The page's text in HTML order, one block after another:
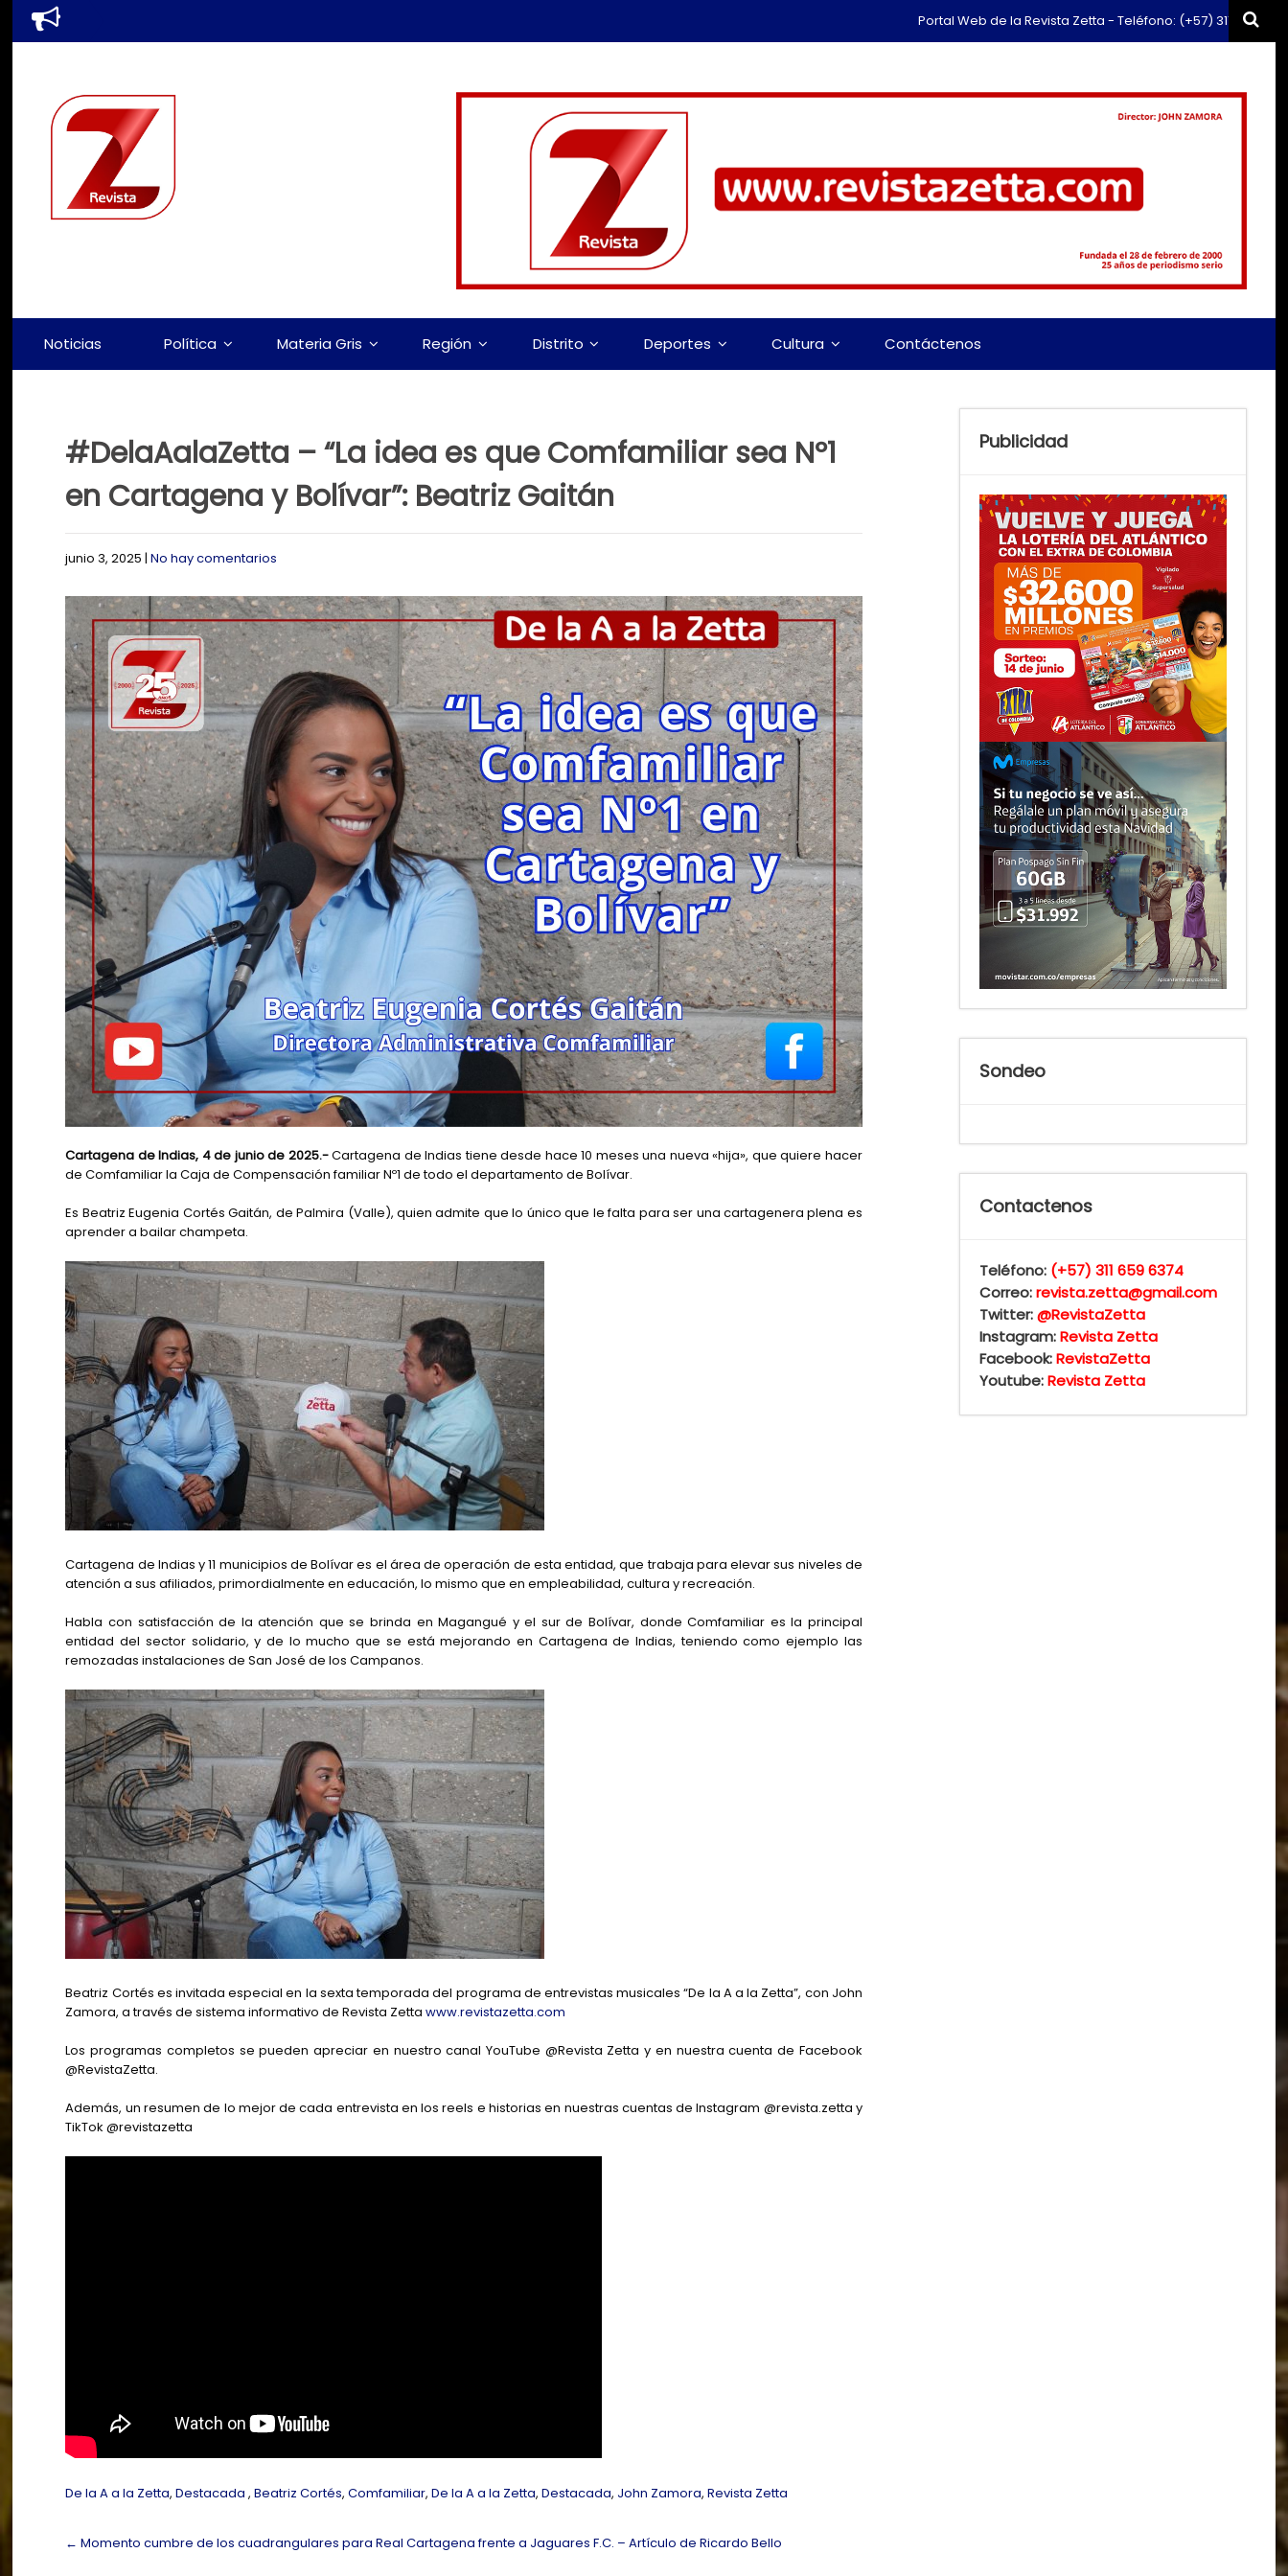
Portal Web de la Revista Zetta - Teléfono: (+57) 311 659 6374 -
Noticias Política Materia Gris Región Distrito Deportes Cultura Contáctenos
#DelaAalaZetta – “La idea es que Comfamiliar sea Nº1
en Cartagena y Bolívar”: Beatriz Gaitán
junio 3, 2025 |No hay comentarios
Cartagena de Indias, 4 de junio de 2025.-Cartagena de Indias tiene desde hace 10 meses una nueva «hija», que quiere hacer
de Comfamiliar la Caja de Compensación familiar Nº1 de todo el departamento de Bolívar.
Es Beatriz Eugenia Cortés Gaitán, de Palmira (Valle), quien admite que lo único que le falta para ser una cartagenera plena es
aprender a bailar champeta.
Cartagena de Indias y 11 municipios de Bolívar es el área de operación de esta entidad, que trabaja para elevar sus niveles de
atención a sus afiliados, primordialmente en educación, lo mismo que en empleabilidad, cultura y recreación.
Habla con satisfacción de la atención que se brinda en Magangué y el sur de Bolívar, donde Comfamiliar es la principal
entidad del sector solidario, y de lo mucho que se está mejorando en Cartagena de Indias, teniendo como ejemplo las
remozadas instalaciones de San José de los Campanos.
Beatriz Cortés es invitada especial en la sexta temporada del programa de entrevistas musicales “De la A a la Zetta”, con John
Zamora, a través de sistema informativo de Revista Zettawww.revistazetta.com
Los programas completos se pueden apreciar en nuestro canal YouTube @Revista Zetta y en nuestra cuenta de Facebook
@RevistaZetta.
Además, un resumen de lo mejor de cada entrevista en los reels e historias en nuestras cuentas de Instagram @revista.zetta y
TikTok @revistazetta
De la A a la Zetta,Destacada ,Beatriz Cortés,Comfamiliar,De la A a la Zetta,Destacada, John Zamora,Revista Zetta
Post
← Momento cumbre de los cuadrangulares para Real Cartagena frente a Jaguares F.C. – Artículo de Ricardo Bello
Publicidad
Sondeo
Contactenos
Teléfono: (+57) 311 659 6374
Correo:revista.zetta@gmail.com
Twitter:@RevistaZetta
Instagram:Revista Zetta
Facebook:RevistaZetta
Youtube:Revista Zetta